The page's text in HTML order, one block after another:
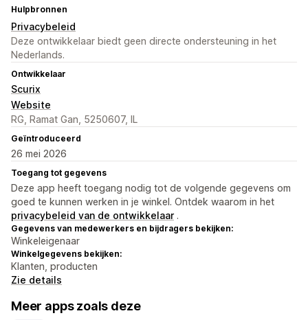
Hulpbronnen
Privacybeleid
Deze ontwikkelaar biedt geen directe ondersteuning in het
Nederlands.
Ontwikkelaar
Scurix
Website
RG, Ramat Gan, 5250607, IL
Geïntroduceerd
26 mei 2026
Toegang tot gegevens
Deze app heeft toegang nodig tot de volgende gegevens om
goed te kunnen werken in je winkel. Ontdek waarom in het
privacybeleid van de ontwikkelaar .
Gegevens van medewerkers en bijdragers bekijken:
Winkeleigenaar
Winkelgegevens bekijken:
Klanten, producten
Zie details
Meer apps zoals deze